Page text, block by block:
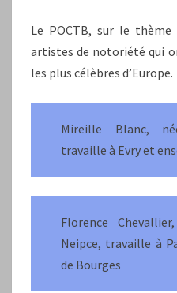
Le POCTB, sur le thème
artistes de notoriété qui
les plus célèbres d’Europe.
Mireille Blanc,
travaille à Evry et
Florence
Neipce, travaille à
de Bourges